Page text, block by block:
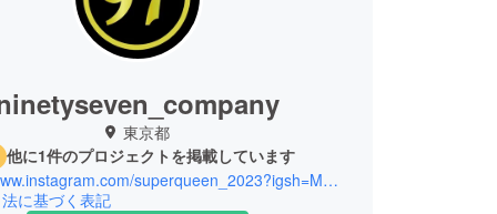
東京都
他に1件のプロジェクトを掲載しています
https://www.instagram.com/superqueen_2023?igsh=MmdqanNlMnY1dnZh&utm_source=qr
に基づく表記